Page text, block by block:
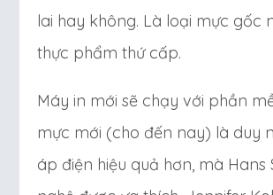
lai hay không. Là loại mực gốc
thực phẩm thứ cấp.
Máy in mới sẽ chạy với phần
mực mới (cho đến nay) là duy
áp điện hiệu quả hơn, mà